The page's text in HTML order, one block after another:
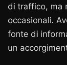
di traffico, ma
occasionali.
fonte di
un